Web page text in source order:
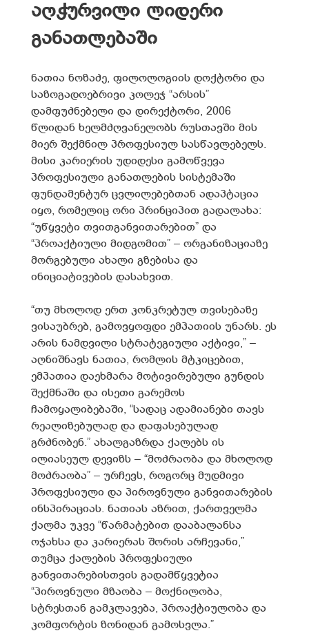
აღჭურვილი ლიდერი
განათლებაში
ნათია ნოზაძე, ფილოლოგიის დოქტორი და
საზოგადოებრივი კოლეჯ “არსის”
დამფუძნებელი და დირექტორი, 2006
წლიდან ხელმძღვანელობს რუსთავში მის
მიერ შექმნილ პროფესიულ სასწავლებელს.
მისი კარიერის უდიდესი გამოწვევა
პროფესიული განათლების სისტემაში
ფუნდამენტურ ცვლილებებთან ადაპტაცია
იყო, რომელიც ორი პრინციპით გადალახა:
“უწყვეტი თვითგანვითარებით” და
“პროაქტიული მიდგომით” – ორგანიზაციაზე
მორგებული ახალი გზებისა და
ინიციატივების დასახვით.
“თუ მხოლოდ ერთ კონკრეტულ თვისებაზე
ვისაუბრებ, გამოვყოფდი ემპათიის უნარს. ეს
არის ნამდვილი სტრატეგიული აქტივი,” –
აღნიშნავს ნათია, რომლის მტკიცებით,
ემპათია დაეხმარა მოტივირებული გუნდის
შექმნაში და ისეთი გარემოს
ჩამოყალიბებაში, “სადაც ადამიანები თავს
რეალიზებულად და დაფასებულად
გრძნობენ.” ახალგაზრდა ქალებს ის
ილიასეულ დევიზს – “მოძრაობა და მხოლოდ
მოძრაობა” – ურჩევს, როგორც მუდმივი
პროფესიული და პიროვნული განვითარების
ინსპირაციას. ნათიას აზრით, ქართველმა
ქალმა უკვე “წარმატებით დააბალანსა
ოჯახსა და კარიერას შორის არჩევანი,”
თუმცა ქალების პროფესიული
განვითარებისთვის გადამწყვეტია
“პიროვნული მზაობა – მოქნილობა,
სტრესთან გამკლავება, პროაქტიულობა და
კომფორტის ზონიდან გამოსვლა.”